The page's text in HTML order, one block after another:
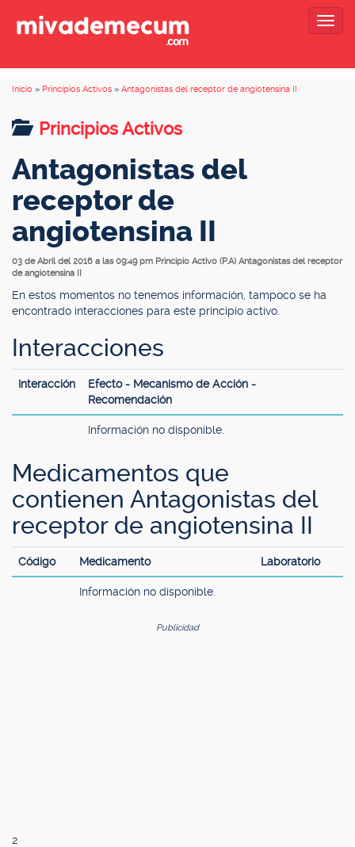
Inicio » Principios Activos » Antagonistas del receptor de angiotensina II
Principios Activos
Antagonistas del
receptor de
angiotensina II
03 de Abril del 2016 a las 09:49 pm Principio Activo (P.A) Antagonistas del receptor
de angiotensina II
En estos momentos no tenemos información, tampoco se ha
encontrado interacciones para este principio activo.
Interacciones
Interacción
Efecto - Mecanismo de Acción -
Recomendación
Información no disponible.
Medicamentos que
contienen Antagonistas del
receptor de angiotensina II
Código Medicamento Laboratorio
Información no disponible.
Publicidad
2